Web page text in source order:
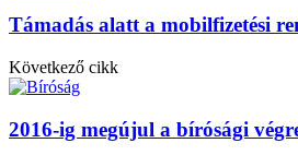
Támadás alatt a mobilfizetési
Következő cikk
2016-ig megújul a bírósági